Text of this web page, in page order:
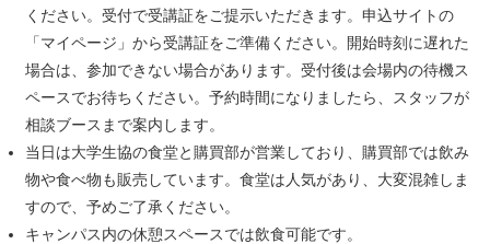
ください。受付で受講証をご提示いただきます。申込サイトの
「マイページ」から受講証をご準備ください。開始時刻に遅れた
場合は、参加できない場合があります。受付後は会場内の待機ス
ペースでお待ちください。予約時間になりましたら、スタッフが
相談ブースまで案内します。
当日は大学生協の食堂と購買部が営業しており、購買部では飲み
物や食べ物も販売しています。食堂は人気があり、大変混雑しま
すので、予めご了承ください。
キャンパス内の休憩スペースでは飲食可能です。